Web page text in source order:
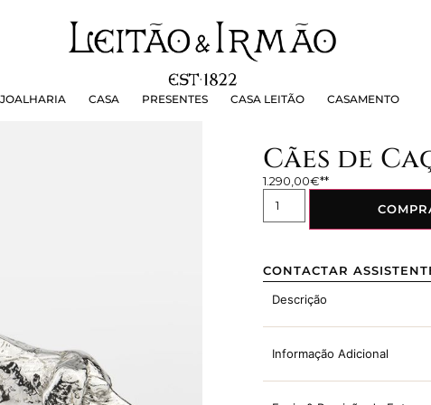
JOALHARIA CASA PRESENTES CASA LEITÃO CASAMENTO
PRESENTES CASA LEITÃO
Cães de
1.290,00€
CONTACTAR
Descrição
Informação Adicional